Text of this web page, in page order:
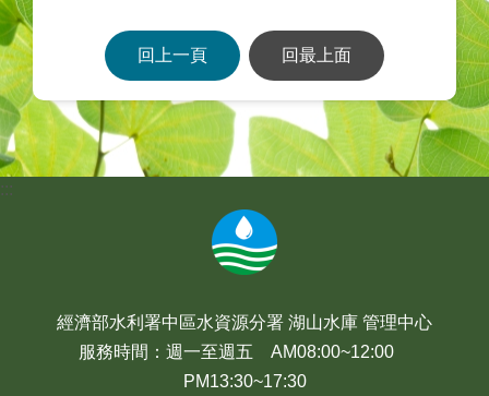
回上一頁 回最上面
:::
經濟部水利署中區水資源分署 湖山水庫 管理中心
服務時間：週一至週五 AM08:00~12:00
PM13:30~17:30